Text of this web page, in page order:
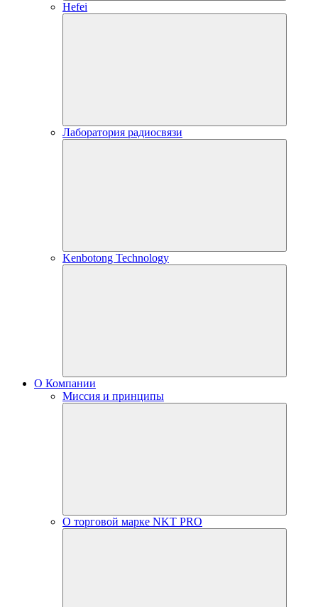
Hefei
Лаборатория радиосвязи
Kenbotong Technology
О Компании
Миссия и принципы
О торговой марке NKT PRO